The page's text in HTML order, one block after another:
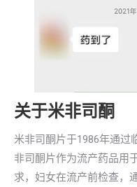
关于米非司酮
米非司酮片于1986年通过
非司酮片作为流产药品用
求，妇女在流产前检查，